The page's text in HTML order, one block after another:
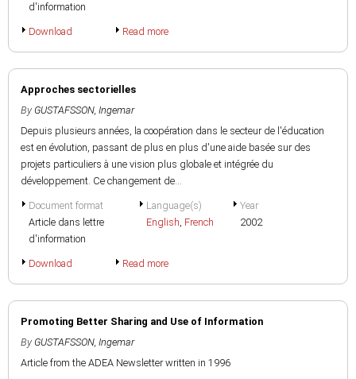
d'information
Download Read more
Approches sectorielles
By GUSTAFSSON, Ingemar
Depuis plusieurs années, la coopération dans le secteur de l'éducation
est en évolution, passant de plus en plus d'une aide basée sur des
projets particuliers à une vision plus globale et intégrée du
développement. Ce changement de...
Document format
Article dans lettre
d'information
Language(s)
English, French
Year
2002
Download Read more
Promoting Better Sharing and Use of Information
By GUSTAFSSON, Ingemar
Article from the ADEA Newsletter written in 1996